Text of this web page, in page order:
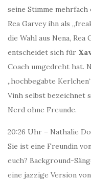
seine Stimme
Rea Garvey ihn als
die Wahl aus Nena, Rea
entscheidet sich für
Coach umgedreht hat.
„hochbegabte
Vinh selbst bezeichnet
Nerd ohne Freunde.
20:26 Uhr – Nathalie
Sie ist eine Freundin
euch? Background-
eine jazzige Version